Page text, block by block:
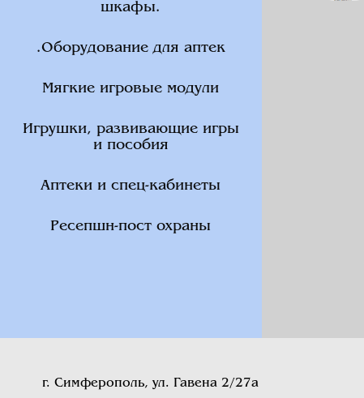
шкафы.
.Оборудование для аптек
Мягкие игровые модули
Игрушки, развивающие игры
и пособия
Аптеки и спец-кабинеты
Ресепшн-пост охраны
г. Симферополь, ул. Гавена 2/27а